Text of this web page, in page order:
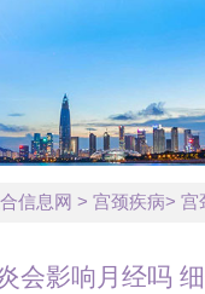
信息网 > 宫颈疾病> 宫
会影响月经吗